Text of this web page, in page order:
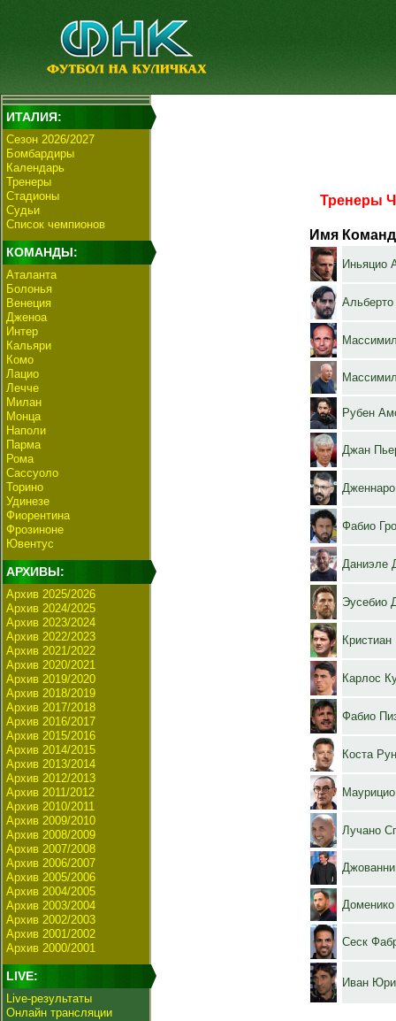
ИТАЛИЯ:
Сезон 2026/2027
Бомбардиры
Календарь
Тренеры
Стадионы
Судьи
Список чемпионов
КОМАНДЫ:
Аталанта
Болонья
Венеция
Дженоа
Интер
Кальяри
Комо
Лацио
Лечче
Милан
Монца
Наполи
Парма
Рома
Сассуоло
Торино
Удинезе
Фиорентина
Фрозиноне
Ювентус
АРХИВЫ:
Архив 2025/2026
Архив 2024/2025
Архив 2023/2024
Архив 2022/2023
Архив 2021/2022
Архив 2020/2021
Архив 2019/2020
Архив 2018/2019
Архив 2017/2018
Архив 2016/2017
Архив 2015/2016
Архив 2014/2015
Архив 2013/2014
Архив 2012/2013
Архив 2011/2012
Архив 2010/2011
Архив 2009/2010
Архив 2008/2009
Архив 2007/2008
Архив 2006/2007
Архив 2005/2006
Архив 2004/2005
Архив 2003/2004
Архив 2002/2003
Архив 2001/2002
Архив 2000/2001
LIVE:
Live-результаты
Онлайн трансляции
Тренеры
Имя
Иньяцио
Рубен
Джан
Дженнаро
Фабио
Даниэле
Эусебио
Кристиан
Карлос
Фабио
Коста
Лучано
Сеск
Иван